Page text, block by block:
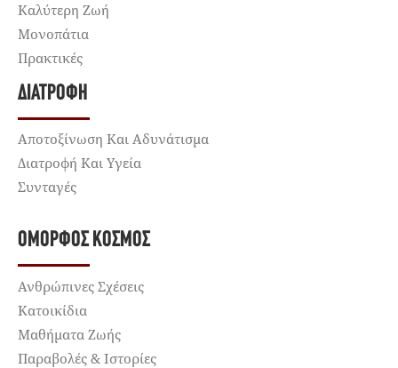
Καλύτερη Ζωή
Μονοπάτια
Πρακτικές
ΔΙΑΤΡΟΦΉ
Αποτοξίνωση Και Αδυνάτισμα
Διατροφή Και Υγεία
Συνταγές
ΌΜΟΡΦΟΣ ΚΌΣΜΟΣ
Ανθρώπινες Σχέσεις
Κατοικίδια
Μαθήματα Ζωής
Παραβολές & Ιστορίες